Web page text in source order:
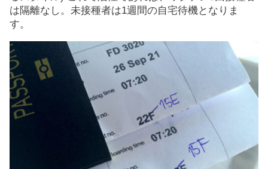
は隔離なし。未接種者は1週間の自宅待機となりま
す。